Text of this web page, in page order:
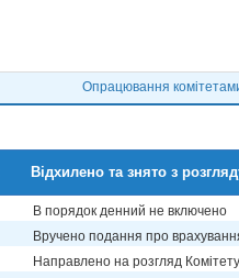
Опрацювання
Відхилено та знято з
В порядок денний не включено
Вручено подання про
Направлено на розгляд Комітету